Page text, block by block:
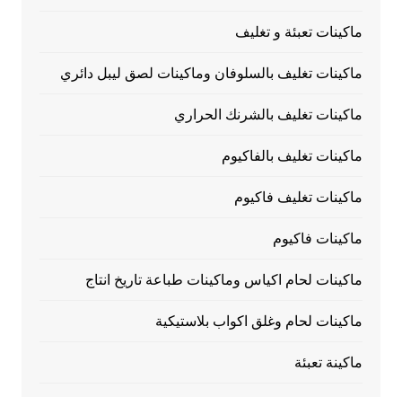
ماكينات تعبئة و تغليف
ماكينات تغليف بالسلوفان وماكينات لصق ليبل دائري
ماكينات تغليف بالشرنك الحراري
ماكينات تغليف بالفاكيوم
ماكينات تغليف فاكيوم
ماكينات فاكيوم
ماكينات لحام اكياس وماكينات طباعة تاريخ انتاج
ماكينات لحام وغلق اكواب بلاستيكية
ماكينة تعبئة